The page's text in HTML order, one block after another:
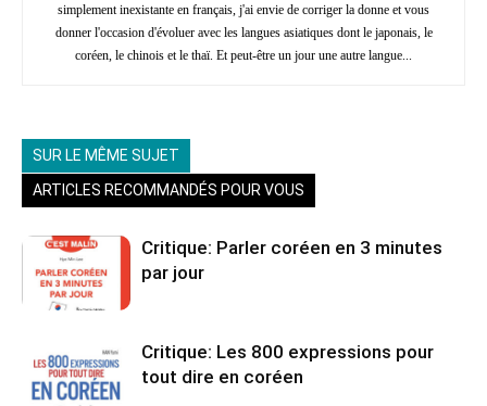
simplement inexistante en français, j'ai envie de corriger la donne et vous
donner l'occasion d'évoluer avec les langues asiatiques dont le japonais, le
coréen, le chinois et le thaï. Et peut-être un jour une autre langue...
SUR LE MÊME SUJET
ARTICLES RECOMMANDÉS POUR VOUS
Critique: Parler coréen en 3 minutes
par jour
Critique: Les 800 expressions pour
tout dire en coréen